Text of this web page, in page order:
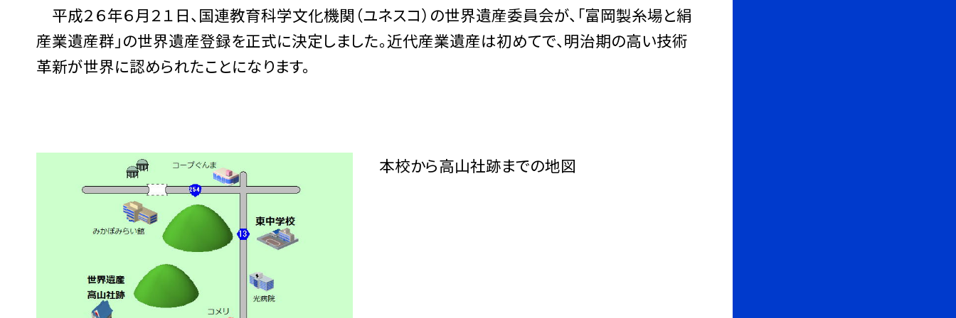
平成２６年６月２１日、国連教育科学文化機関（ユネスコ）の世界遺産委員会が、「富岡製糸場と絹
産業遺産群」の世界遺産登録を正式に決定しました。近代産業遺産は初めてで、明治期の高い技術
革新が世界に認められたことになります。
本校から高山社跡までの地図